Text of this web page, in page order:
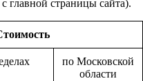
главной страницы сайта).
по Московской
области